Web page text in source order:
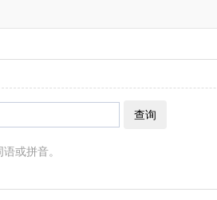
查询
或拼音。